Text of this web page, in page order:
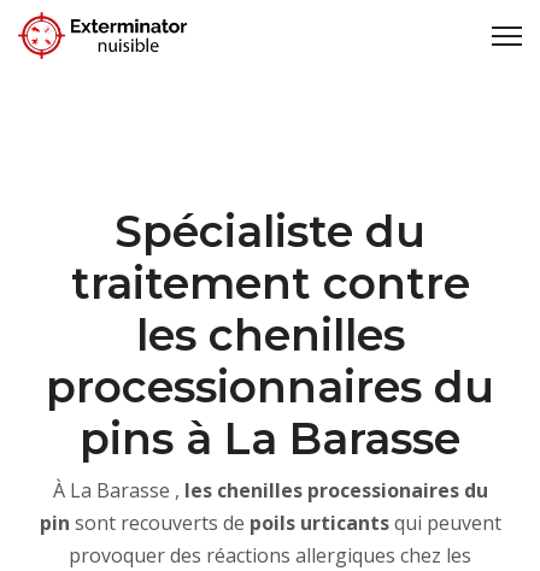
Spécialiste du
traitement contre
les chenilles
processionnaires du
pins à La Barasse
À La Barasse , les chenilles processionaires du
pin sont recouverts de poils urticantsqui peuvent
provoquer des réactions allergiques chez les